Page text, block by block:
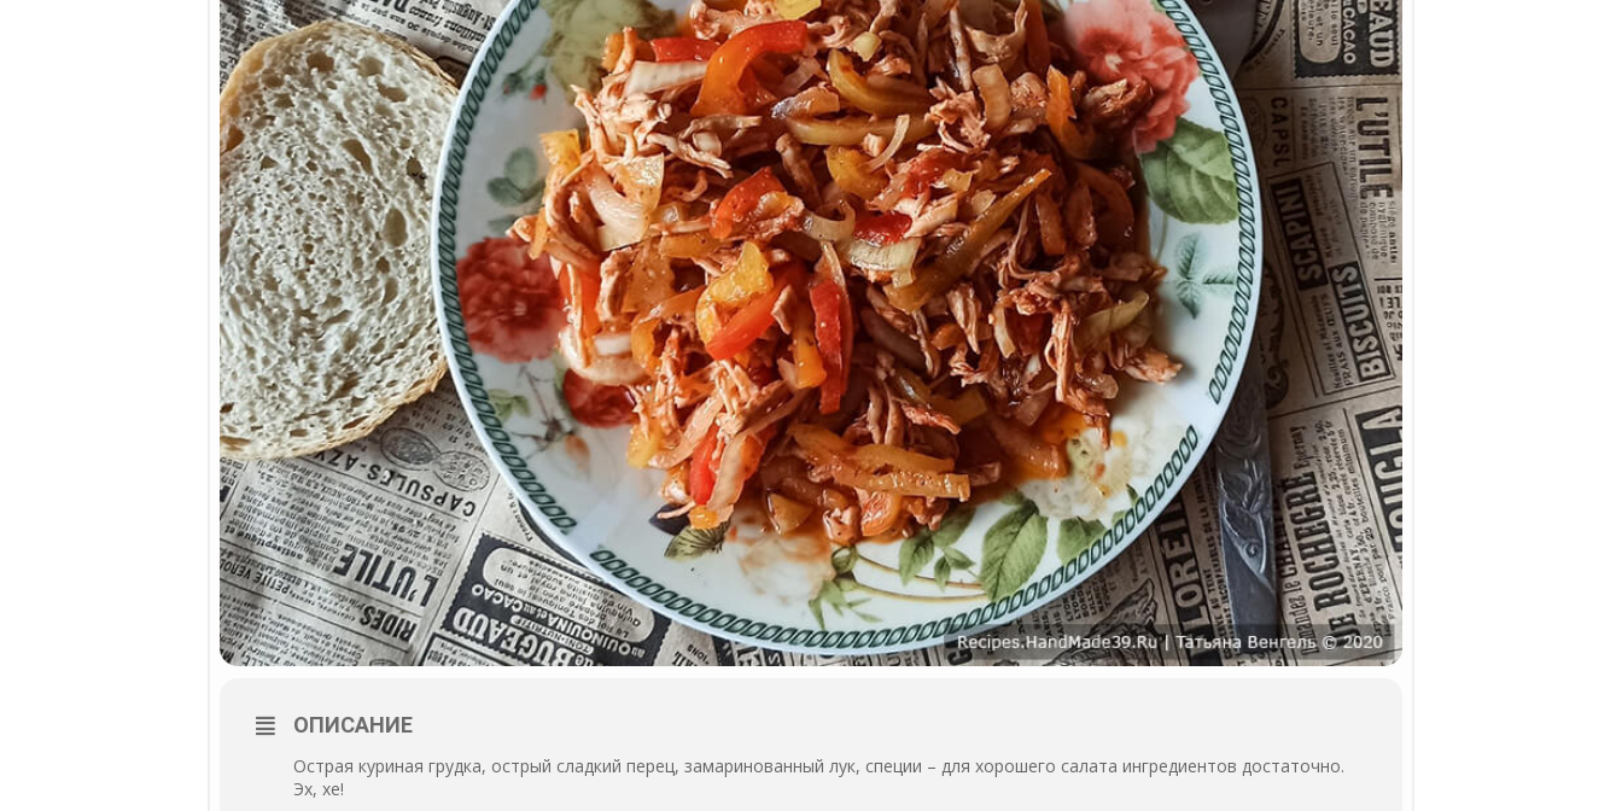
ОПИСАНИЕ
Острая куриная грудка, острый сладкий перец, замаринованный лук, специи – для хорошего салата ингредиентов достаточно.
Эх, хе!